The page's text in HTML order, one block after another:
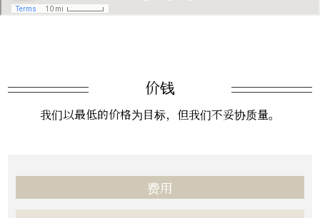
价钱
我们以最低的价格为目标，但我们不妥协质量。
费用